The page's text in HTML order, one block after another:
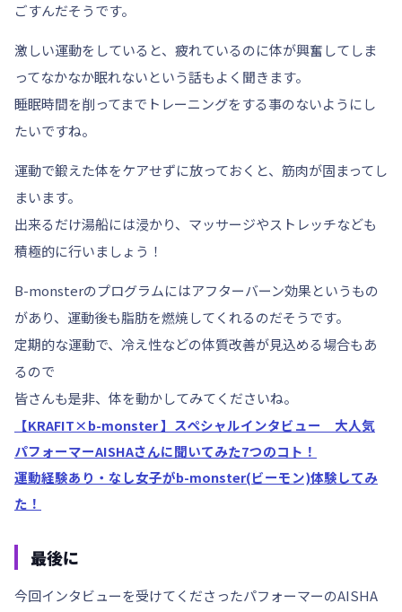
ごすんだそうです。
激しい運動をしていると、疲れているのに体が興奮してしま
ってなかなか眠れないという話もよく聞きます。
睡眠時間を削ってまでトレーニングをする事のないようにし
たいですね。
運動で鍛えた体をケアせずに放っておくと、筋肉が固まってし
まいます。
出来るだけ湯船には浸かり、マッサージやストレッチなども
積極的に行いましょう！
B-monsterのプログラムにはアフターバーン効果というもの
があり、運動後も脂肪を燃焼してくれるのだそうです。
定期的な運動で、冷え性などの体質改善が見込める場合もあ
るので
皆さんも是非、体を動かしてみてくださいね。
【KRAFIT×b-monster 】スペシャルインタビュー 大人気
パフォーマーAISHAさんに聞いてみた7つのコト！
運動経験あり・なし女子がb-monster(ビーモン)体験してみ
た！
最後に
今回インタビューを受けてくださったパフォーマーのAISHA